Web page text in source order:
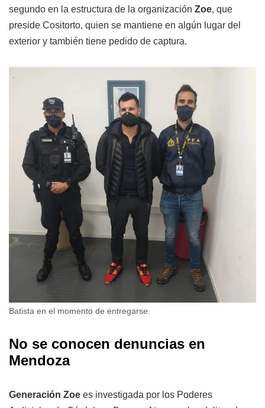
segundo en la estructura de la organización Zoe, que
preside Cositorto, quien se mantiene en algún lugar del
exterior y también tiene pedido de captura.
Batista en el momento de entregarse.
No se conocen denuncias en
Mendoza
Generación Zoe es investigada por los Poderes